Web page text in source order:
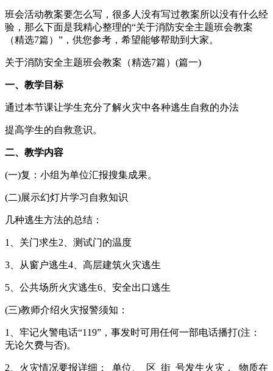
班会活动教案要怎么写，很多人没有写过教案所以没有什么经
验，那么下面是我精心整理的“关于消防安全主题班会教案
（精选7篇）”，供您参考，希望能够帮助到大家。
关于消防安全主题班会教案（精选7篇）(篇一)
一、教学目标
通过本节课让学生充分了解火灾中各种逃生自救的办法
提高学生的自救意识。
二、教学内容
(一)复：小组为单位汇报搜集成果。
(二)展示幻灯片学习自救知识
几种逃生方法的总结：
1、关门求生2、测试门的温度
3、从窗户逃生4、高层建筑火灾逃生
5、公共场所火灾逃生6、安全出口逃生
(三)教师介绍火灾报警须知：
1、牢记火警电话“119”，事发时可用任何一部电话播打(注：
无论欠费与否)。
2、火灾情况要报详细：_单位、_区_街_号发生火灾，_物质在